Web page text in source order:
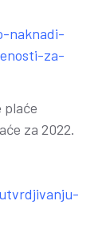
naknadi-
za-
plaće
za 2022.